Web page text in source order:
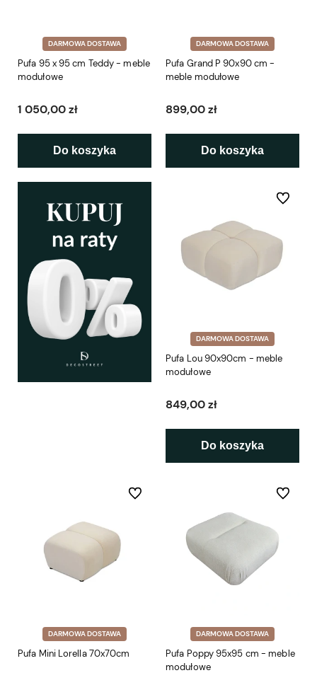
DARMOWA DOSTAWA
Pufa 95 x 95 cm Teddy - meble
modułowe
1 050,00 zł
Do koszyka
DARMOWA DOSTAWA
Pufa Grand P 90x90 cm -
meble modułowe
899,00 zł
Do koszyka
DARMOWA DOSTAWA
Pufa Lou 90x90cm - meble
modułowe
849,00 zł
Do koszyka
Do
DARMOWA DOSTAWA
Pufa Mini Lorella 70x70cm
Do ulubionych
DARMOWA DOSTAWA
Pufa Poppy 95x95 cm - meble
modułowe
Do